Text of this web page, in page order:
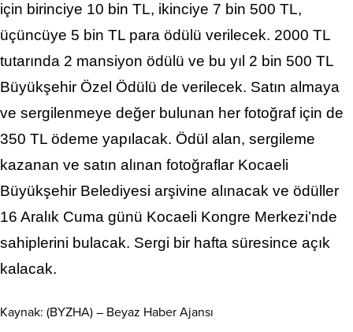
için birinciye 10 bin TL, ikinciye 7 bin 500 TL,
üçüncüye 5 bin TL para ödülü verilecek. 2000 TL
tutarında 2 mansiyon ödülü ve bu yıl 2 bin 500 TL
Büyükşehir Özel Ödülü de verilecek. Satın almaya
ve sergilenmeye değer bulunan her fotoğraf için de
350 TL ödeme yapılacak. Ödül alan, sergileme
kazanan ve satın alınan fotoğraflar Kocaeli
Büyükşehir Belediyesi arşivine alınacak ve ödüller
16 Aralık Cuma günü Kocaeli Kongre Merkezi’nde
sahiplerini bulacak. Sergi bir hafta süresince açık
kalacak.
Kaynak: (BYZHA) – Beyaz Haber Ajansı